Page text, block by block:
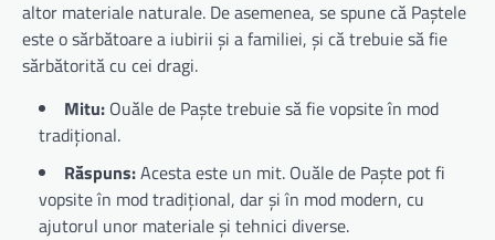
altor materiale naturale. De asemenea, se spune că Paștele
este o sărbătoare a iubirii și a familiei, și că trebuie să fie
sărbătorită cu cei dragi.
Mitu: Ouăle de Paște trebuie să fie vopsite în mod
tradițional.
Răspuns:Acesta este un mit. Ouăle de Paște pot fi
vopsite în mod tradițional, dar și în mod modern, cu
ajutorul unor materiale și tehnici diverse.